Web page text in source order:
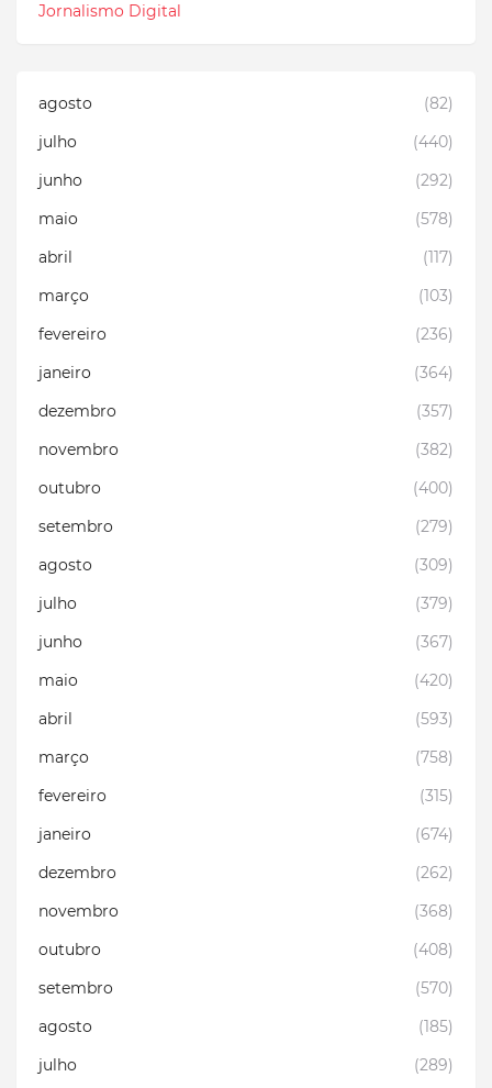
Jornalismo Digital
agosto
(82)
julho
(440)
junho
(292)
maio
(578)
abril
(117)
março
(103)
fevereiro
(236)
janeiro
(364)
dezembro
(357)
novembro
(382)
outubro
(400)
setembro
(279)
agosto
(309)
julho
(379)
junho
(367)
maio
(420)
abril
(593)
março
(758)
fevereiro
(315)
janeiro
(674)
dezembro
(262)
novembro
(368)
outubro
(408)
setembro
(570)
agosto
(185)
julho
(289)